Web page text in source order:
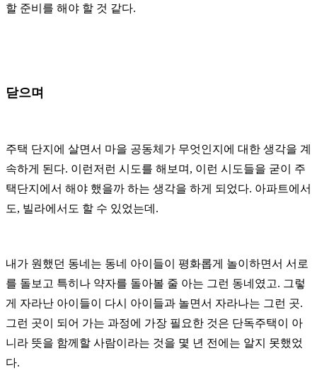
할 준비를 해야 할 것 같다.
닫으며
주택 단지에 살면서 마을 공동체가 무엇인지에 대한 생각을 계
속하게 된다. 이런저런 시도를 해보며, 이런 시도들을 굳이 주
택단지에서 해야 했을까 하는 생각을 하게 되었다. 아파트에서
도, 빌라에서도 할 수 있었는데.
내가 원했던 동네는 동네 아이들이 평화롭게 놀이하면서 서로
를 돌보고 특히나 약자를 돌아볼 줄 아는 그런 동네였고. 그렇
게 자라난 아이들이 다시 아이들과 놀면서 자라나는 그런 곳.
그런 곳이 되어 가는 과정에 가장 필요한 것은 단독주택이 아
니라 뜻을 함께할 사람이라는 것을 몇 년 전에는 알지 못했었
다.